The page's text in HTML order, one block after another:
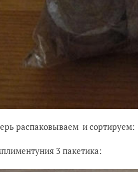
распаковываем и сортируем:
3 пакетика: